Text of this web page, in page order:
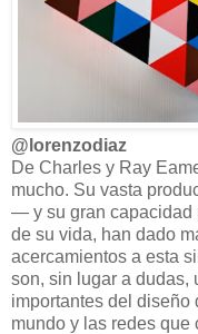
@lorenzodiaz
De Charles y Ray
mucho. Su vasta
— y su gran capacidad
de su vida, han dado
acercamientos a esta
son, sin lugar a dudas,
importantes del diseño
mundo y las redes